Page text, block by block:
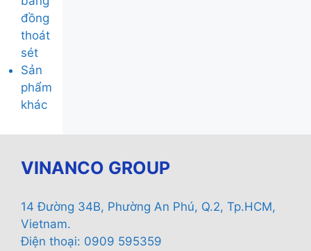
đồng
thoát
sét
Sản
phẩm
khác
VINANCO GROUP
14 Đường 34B, Phường An Phú, Q.2, Tp.HCM,
Vietnam.
Điện thoại: 0909 595359